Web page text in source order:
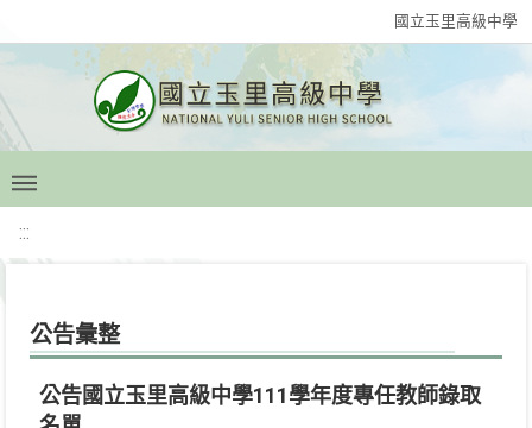
國立玉里高級中學
:::
公告彙整
公告國立玉里高級中學111學年度專任教師錄取